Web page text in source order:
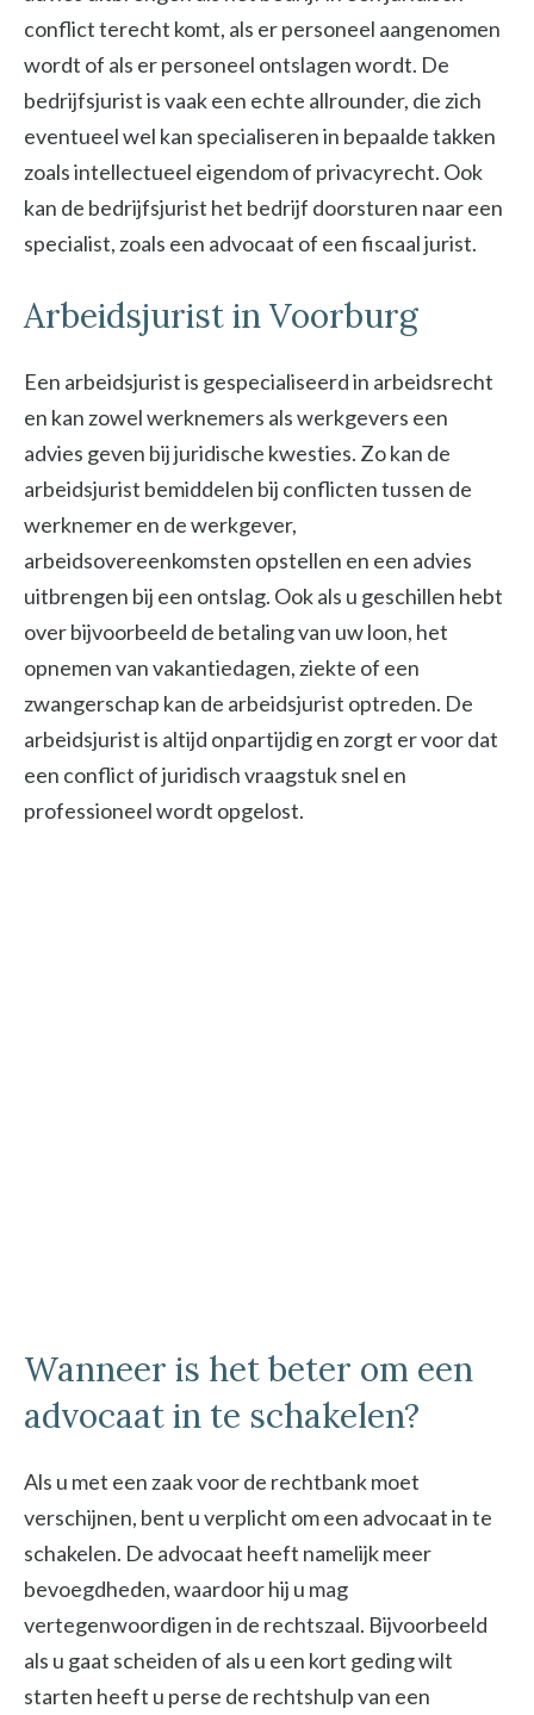
conflict terecht komt, als er personeel aangenomen
wordt of als er personeel ontslagen wordt. De
bedrijfsjurist is vaak een echte allrounder, die zich
eventueel wel kan specialiseren in bepaalde takken
zoals intellectueel eigendom of privacyrecht. Ook
kan de bedrijfsjurist het bedrijf doorsturen naar een
specialist, zoals een advocaat of een fiscaal jurist.
Arbeidsjurist in Voorburg
Een arbeidsjurist is gespecialiseerd in arbeidsrecht
en kan zowel werknemers als werkgevers een
advies geven bij juridische kwesties. Zo kan de
arbeidsjurist bemiddelen bij conflicten tussen de
werknemer en de werkgever,
arbeidsovereenkomsten opstellen en een advies
uitbrengen bij een ontslag. Ook als u geschillen hebt
over bijvoorbeeld de betaling van uw loon, het
opnemen van vakantiedagen, ziekte of een
zwangerschap kan de arbeidsjurist optreden. De
arbeidsjurist is altijd onpartijdig en zorgt er voor dat
een conflict of juridisch vraagstuk snel en
professioneel wordt opgelost.
Wanneer is het beter om een
advocaat in te schakelen?
Als u met een zaak voor de rechtbank moet
verschijnen, bent u verplicht om een advocaat in te
schakelen. De advocaat heeft namelijk meer
bevoegdheden, waardoor hij u mag
vertegenwoordigen in de rechtszaal. Bijvoorbeeld
als u gaat scheiden of als u een kort geding wilt
starten heeft u perse de rechtshulp van een